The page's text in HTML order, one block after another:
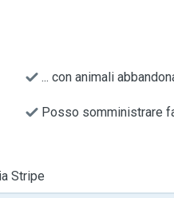
... con animali
Posso somministrare
Stripe